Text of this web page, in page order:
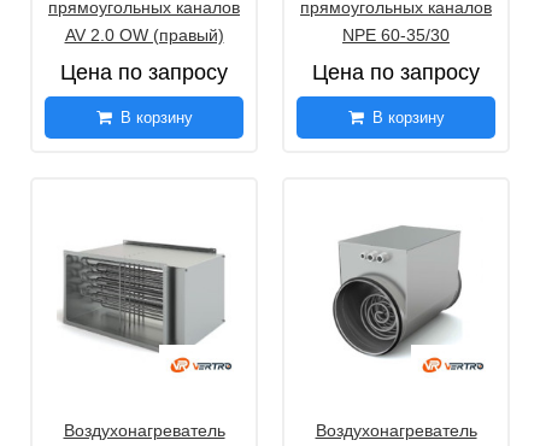
прямоугольных каналов
AV 2.0 OW (правый)
Цена по запросу
В корзину
прямоугольных каналов
NPE 60-35/30
Цена по запросу
В корзину
Воздухонагреватель
Воздухонагреватель